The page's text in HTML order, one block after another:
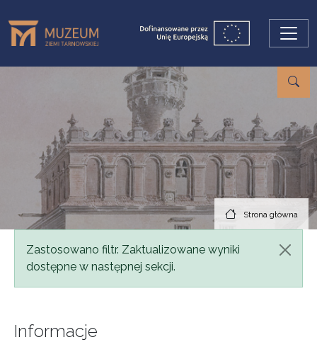
Strona główna
Komunikat
Zastosowano filtr. Zaktualizowane wyniki
dostępne w następnej sekcji.
Informacje